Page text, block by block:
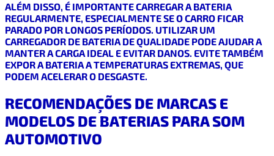
ALÉM DISSO, É IMPORTANTE CARREGAR A BATERIA
REGULARMENTE, ESPECIALMENTE SE O CARRO FICAR
PARADO POR LONGOS PERÍODOS. UTILIZAR UM
CARREGADOR DE BATERIA DE QUALIDADE PODE AJUDAR A
MANTER A CARGA IDEAL E EVITAR DANOS. EVITE TAMBÉM
EXPOR A BATERIA A TEMPERATURAS EXTREMAS, QUE
PODEM ACELERAR O DESGASTE.
RECOMENDAÇÕES DE MARCAS E
MODELOS DE BATERIAS PARA SOM
AUTOMOTIVO